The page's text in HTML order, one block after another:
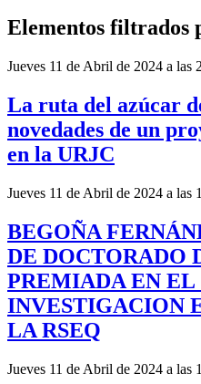
Elementos filtrados
Jueves 11 de Abril de 2024 a las
La ruta del azúcar
novedades de un
en la URJC
Jueves 11 de Abril de 2024 a las
BEGOÑA
DE DOCTORADO
PREMIADA EN EL
INVESTIGACION
LA RSEQ
Jueves 11 de Abril de 2024 a las